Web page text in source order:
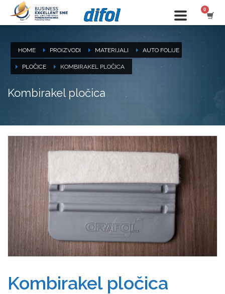
HOME PROIZVODI MATERIJALI AUTO FOLIJE
PLOČICE KOMBIRAKEL PLOČICA
Kombirakel pločica
Kombirakel pločica